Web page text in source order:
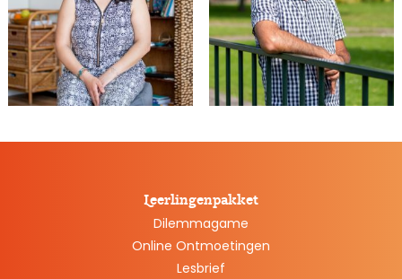
Leerlingenpakket
Dilemmagame
Online Ontmoetingen
Lesbrief